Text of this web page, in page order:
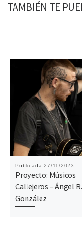
TAMBIÉN TE
Publicada 27/11/2023
Proyecto: Músicos
Callejeros – Ángel R.
González